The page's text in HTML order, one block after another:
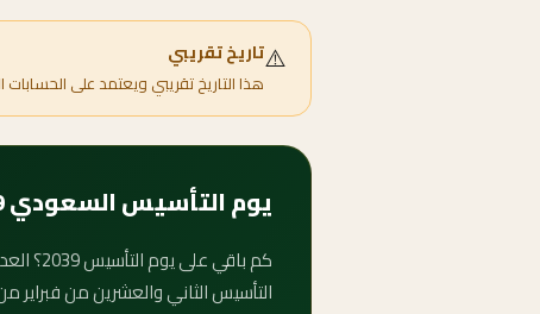
⚠️تاريخ تقريبي
هذا التاريخ تقريبي ويعتمد على
يوم التأسيس السعودي 2039 — متى يبدأ وكم باقي عليه؟
التأسيس الثاني والعشرين من فبراير